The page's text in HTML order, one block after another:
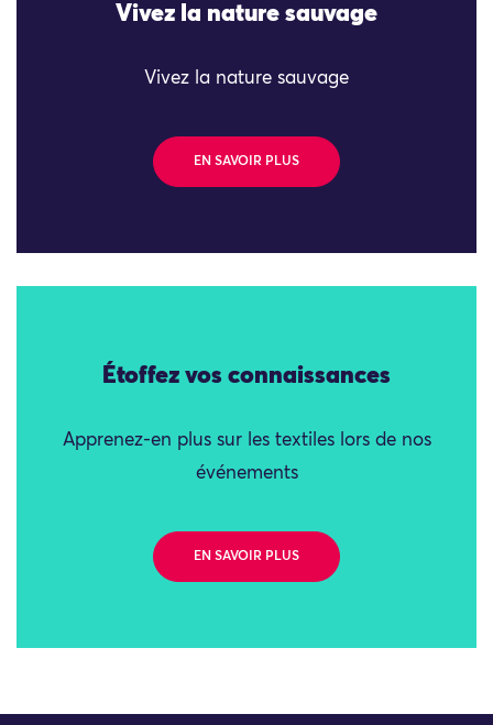
Vivez la nature sauvage
Vivez la nature sauvage
EN SAVOIR PLUS
Étoffez vos connaissances
Apprenez-en plus sur les textiles lors de nos
événements
EN SAVOIR PLUS